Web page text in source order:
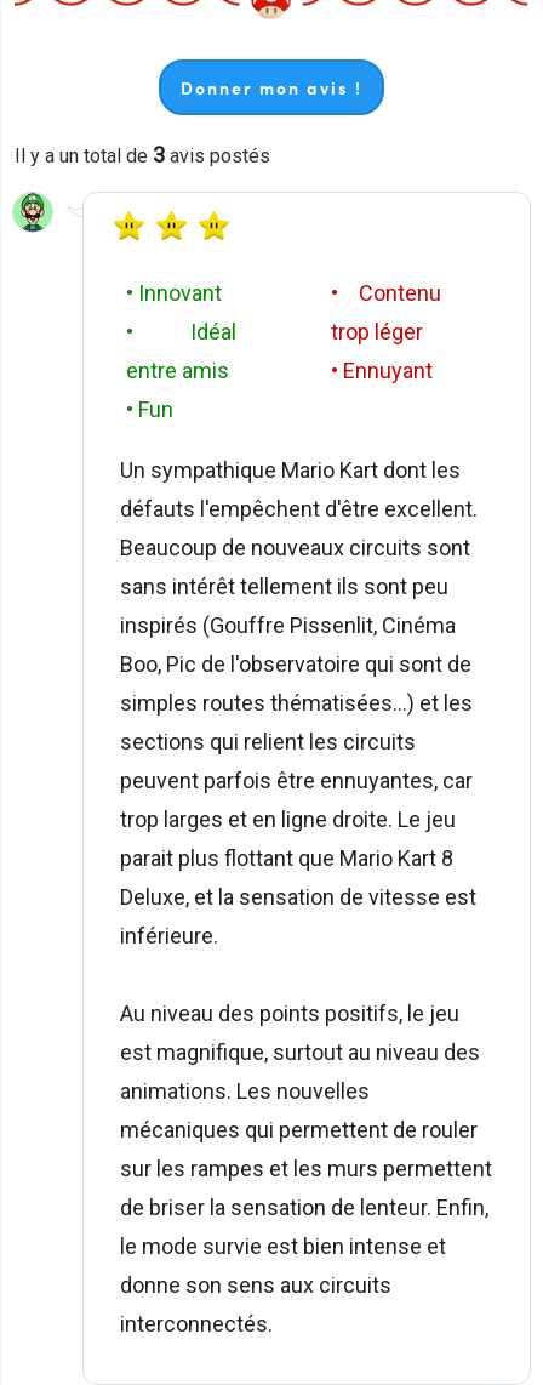
Donner mon avis !
Il y a un total de 3 avis postés
• Innovant
• Idéal
entre amis
• Fun
• Contenu
trop léger
• Ennuyant
Un sympathique Mario Kart dont les
défauts l'empêchent d'être excellent.
Beaucoup de nouveaux circuits sont
sans intérêt tellement ils sont peu
inspirés (Gouffre Pissenlit, Cinéma
Boo, Pic de l'observatoire qui sont de
simples routes thématisées...) et les
sections qui relient les circuits
peuvent parfois être ennuyantes, car
trop larges et en ligne droite. Le jeu
parait plus flottant que Mario Kart 8
Deluxe, et la sensation de vitesse est
inférieure.
Au niveau des points positifs, le jeu
est magnifique, surtout au niveau des
animations. Les nouvelles
mécaniques qui permettent de rouler
sur les rampes et les murs permettent
de briser la sensation de lenteur. Enfin,
le mode survie est bien intense et
donne son sens aux circuits
interconnectés.